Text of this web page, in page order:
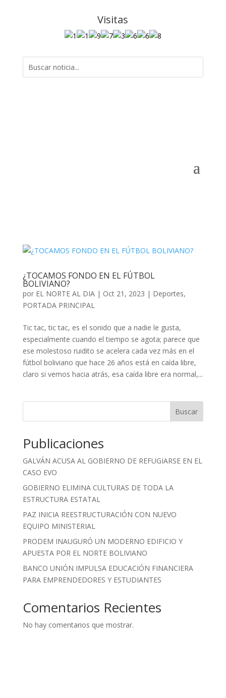
Visitas
¿TOCAMOS FONDO EN EL FÚTBOL
BOLIVIANO?
por EL NORTE AL DIA| Oct 21, 2023 | Deportes,
PORTADA PRINCIPAL
Tic tac, tic tac, es el sonido que a nadie le gusta,
especialmente cuando el tiempo se agota; parece que
ese molestoso ruidito se acelera cada vez más en el
fútbol boliviano que hace 26 años está en caída libre,
claro si vemos hacia atrás, esa caída libre era normal,...
Buscar
Publicaciones
GALVÁN ACUSA AL GOBIERNO DE REFUGIARSE EN EL
CASO EVO
GOBIERNO ELIMINA CULTURAS DE TODA LA
ESTRUCTURA ESTATAL
PAZ INICIA REESTRUCTURACIÓN CON NUEVO
EQUIPO MINISTERIAL
PRODEM INAUGURÓ UN MODERNO EDIFICIO Y
APUESTA POR EL NORTE BOLIVIANO
BANCO UNIÓN IMPULSA EDUCACIÓN FINANCIERA
PARA EMPRENDEDORES Y ESTUDIANTES
Comentarios Recientes
No hay comentarios que mostrar.